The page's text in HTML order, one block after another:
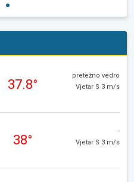
37.8°
pretežno vedro
Vjetar S 3 m/s
38°
-
Vjetar S 3 m/s